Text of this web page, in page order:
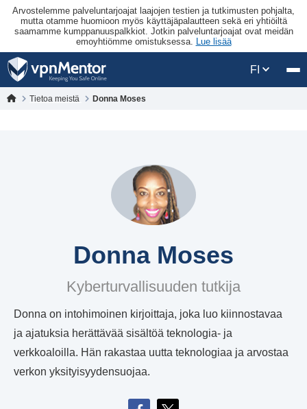
Arvostelemme palveluntarjoajat laajojen testien ja tutkimusten pohjalta,
mutta otamme huomioon myös käyttäjäpalautteen sekä eri yhtiöiltä
saamamme kumppanuuspalkkiot. Jotkin palveluntarjoajat ovat meidän
emoyhtiömme omistuksessa. Lue lisää
FI
Tietoa meistä Donna Moses
Donna Moses
Kyberturvallisuuden tutkija
Donna on intohimoinen kirjoittaja, joka luo kiinnostavaa
ja ajatuksia herättävää sisältöä teknologia- ja
verkkoaloilla. Hän rakastaa uutta teknologiaa ja arvostaa
verkon yksityisyydensuojaa.